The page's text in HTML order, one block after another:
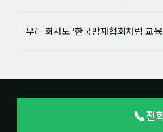
우리 회사도 ‘한국방재협회처럼 교
📞전